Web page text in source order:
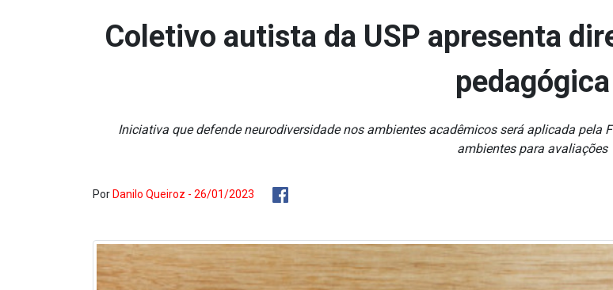
Coletivo autista da USP apresenta
pedagógica
Iniciativa que defende neurodiversidade nos ambientes acadêmicos será aplicada pela
ambientes para avaliações
Por Danilo Queiroz - 26/01/2023